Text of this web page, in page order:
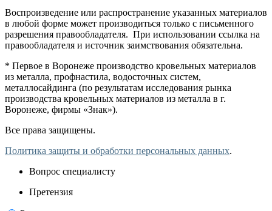
Воспроизведение или распространение указанных материалов
в любой форме может производиться только с письменного
разрешения правообладателя. При использовании ссылка на
правообладателя и источник заимствования обязательна.
* Первое в Воронеже производство кровельных материалов
из металла, профнастила, водосточных систем,
металлосайдинга (по результатам исследования рынка
производства кровельных материалов из металла в г.
Воронеже, фирмы «Знак»).
Все права защищены.
Политика защиты и обработки персональных данных.
Вопрос специалисту
Претензия